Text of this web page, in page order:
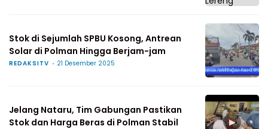
Stok di Sejumlah SPBU Kosong, Antrean
Solar di Polman Hingga Berjam-jam
REDAKSITV 21 Desember 2025
Jelang Nataru, Tim Gabungan Pastikan
Stok dan Harga Beras di Polman Stabil
▶